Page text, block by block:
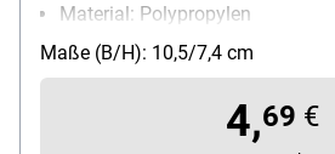
Material: Polypropylen
Inhalt pro Pack: 1 Stück
Besonderheiten: Tabrückseiten
beschriftbar, 0,3 mm Folienstärke
Maße (B/H): 10,5/7,4 cm
4,69 €